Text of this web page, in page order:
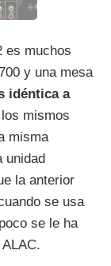
es muchos
y una mesa
idéntica a
mismos
misma
unidad
la anterior
se usa
se le ha